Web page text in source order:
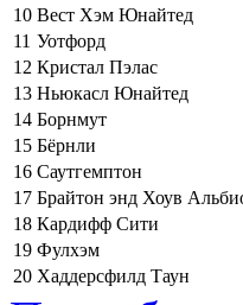
10 Вест Хэм Юнайтед
11 Уотфорд
12 Кристал Пэлас
13 Ньюкасл Юнайтед
14 Борнмут
15 Бёрнли
16 Саутгемптон
17 Брайтон энд Хоув
18 Кардифф Сити
19 Фулхэм
20 Хаддерсфилд Таун